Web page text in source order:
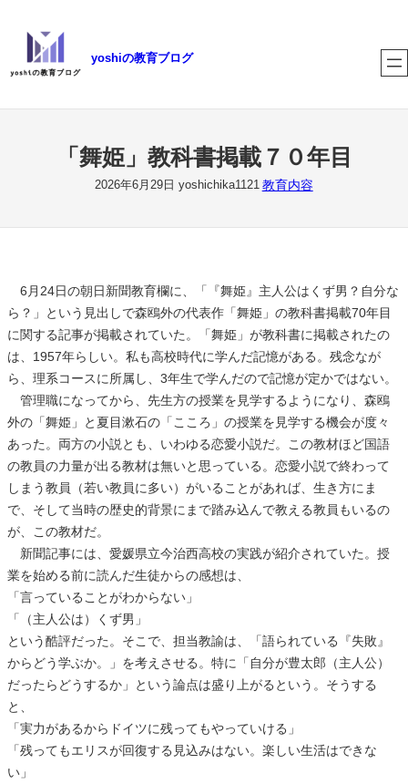
yoshiの教育ブログ
「舞姫」教科書掲載７０年目
2026年6月29日 yoshichika1121 教育内容
6月24日の朝日新聞教育欄に、「『舞姫』主人公はくず男？自分な
ら？」という見出しで森鴎外の代表作「舞姫」の教科書掲載70年目
に関する記事が掲載されていた。「舞姫」が教科書に掲載されたの
は、1957年らしい。私も高校時代に学んだ記憶がある。残念なが
ら、理系コースに所属し、3年生で学んだので記憶が定かではない。
管理職になってから、先生方の授業を見学するようになり、森鴎
外の「舞姫」と夏目漱石の「こころ」の授業を見学する機会が度々
あった。両方の小説とも、いわゆる恋愛小説だ。この教材ほど国語
の教員の力量が出る教材は無いと思っている。恋愛小説で終わって
しまう教員（若い教員に多い）がいることがあれば、生き方にま
で、そして当時の歴史的背景にまで踏み込んで教える教員もいるの
が、この教材だ。
新聞記事には、愛媛県立今治西高校の実践が紹介されていた。授
業を始める前に読んだ生徒からの感想は、
「言っていることがわからない」
「（主人公は）くず男」
という酷評だった。そこで、担当教諭は、「語られている『失敗』
からどう学ぶか。」を考えさせる。特に「自分が豊太郎（主人公）
だったらどうするか」という論点は盛り上がるという。そうする
と、
「実力があるからドイツに残ってもやっていける」
「残ってもエリスが回復する見込みはない。楽しい生活はできな
い」